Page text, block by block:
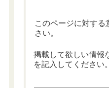
このページに対する
さい。
掲載して欲しい情報
を記入してください。